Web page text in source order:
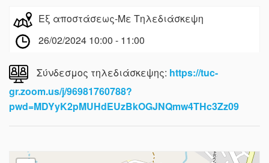
Εξ αποστάσεως-Με Τηλεδιάσκεψη
26/02/2024 10:00 - 11:00
Σύνδεσμος τηλεδιάσκεψης: https://tuc-
gr.zoom.us/j/96981760788?
pwd=MDYyK2pMUHdEUzBkOGJNQmw4THc3Zz09